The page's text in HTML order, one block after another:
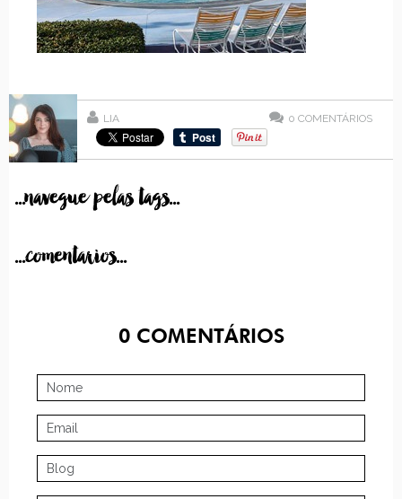
LIA 0 COMENTÁRIOS
...navegue pelas tags...
...comentarios...
0COMENTÁRIOS